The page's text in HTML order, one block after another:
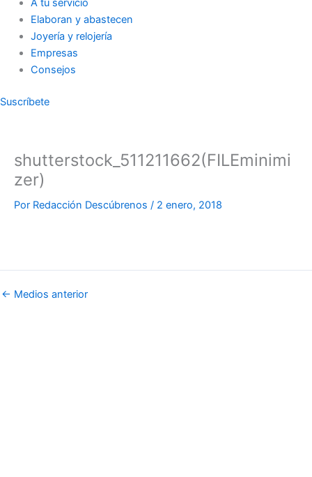
A tu servicio
Elaboran y abastecen
Joyería y relojería
Empresas
Consejos
Suscríbete
shutterstock_511211662(FILEminimi
zer)
Por Redacción Descúbrenos / 2 enero, 2018
← Medios anterior